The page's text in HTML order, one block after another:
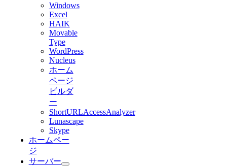
Windows
Excel
HAIK
Movable
Type
WordPress
Nucleus
ホーム
ページ
ビルダ
ー
ShortURLAccessAnalyzer
Lunascape
Skype
ホームペー
ジ
サーバー